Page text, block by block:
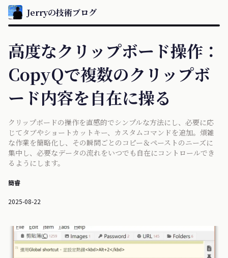
Jerryの技術ブログ
高度なクリップボード操作：
CopyQで複数のクリップボ
ード内容を自在に操る
クリップボードの操作を直感的でシンプルな方法にし、必要に応
じてタブやショートカットキー、カスタムコマンドを追加。煩雑
な作業を簡略化し、その瞬間ごとのコピー＆ペーストのニーズに
集中し、必要なデータの流れをいつでも自在にコントロールでき
るようにします。
簡睿
2025-08-22